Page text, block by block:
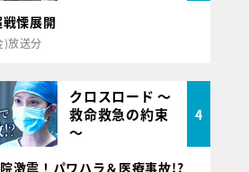
慄展開
)放送分
クロスロード ～
救命救急の約束
～
4
激震！パワハラ＆医療事故!?